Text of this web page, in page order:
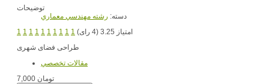
توضیحات
دسته: رشته مهندسي معماري
1 1 1 1 1 1 1 1 1 1
امتیاز 3.25 (4 رای)
طراحی فضای شهری
مقالات تخصصي
7,000 تومان